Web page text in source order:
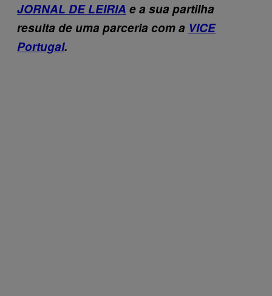
JORNAL DE LEIRIA e a sua partilha
resulta de uma parceria com a VICE
Portugal.